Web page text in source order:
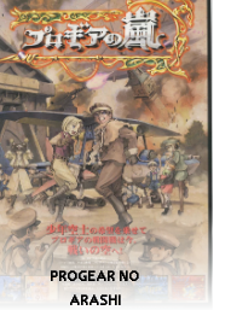
PROGEAR NO
ARASHI